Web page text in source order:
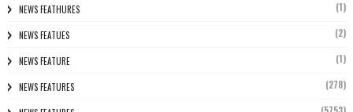
NEWS FEATHURES (1)
NEWS FEATUES (2)
NEWS FEATURE (1)
NEWS FEATURES (278)